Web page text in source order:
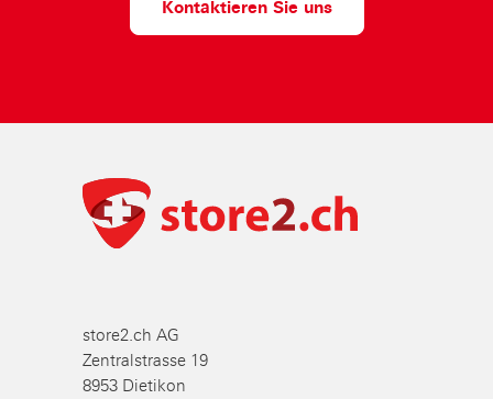
Kontaktieren Sie uns
store2.ch AG
Zentralstrasse 19
8953 Dietikon